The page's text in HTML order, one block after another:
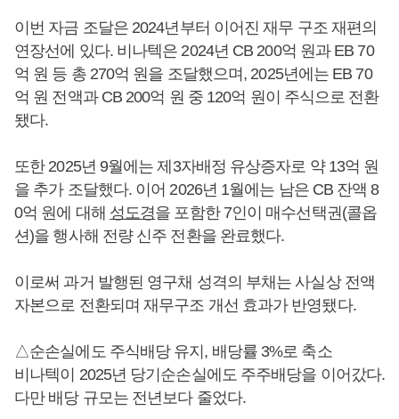
이번 자금 조달은 2024년부터 이어진 재무 구조 재편의
연장선에 있다. 비나텍은 2024년 CB 200억 원과 EB 70
억 원 등 총 270억 원을 조달했으며, 2025년에는 EB 70
억 원 전액과 CB 200억 원 중 120억 원이 주식으로 전환
됐다.
또한 2025년 9월에는 제3자배정 유상증자로 약 13억 원
을 추가 조달했다. 이어 2026년 1월에는 남은 CB 잔액 8
0억 원에 대해 성도경을 포함한 7인이 매수선택권(콜옵
션)을 행사해 전량 신주 전환을 완료했다.
이로써 과거 발행된 영구채 성격의 부채는 사실상 전액
자본으로 전환되며 재무구조 개선 효과가 반영됐다.
△순손실에도 주식배당 유지, 배당률 3%로 축소
비나텍이 2025년 당기순손실에도 주주배당을 이어갔다.
다만 배당 규모는 전년보다 줄었다.